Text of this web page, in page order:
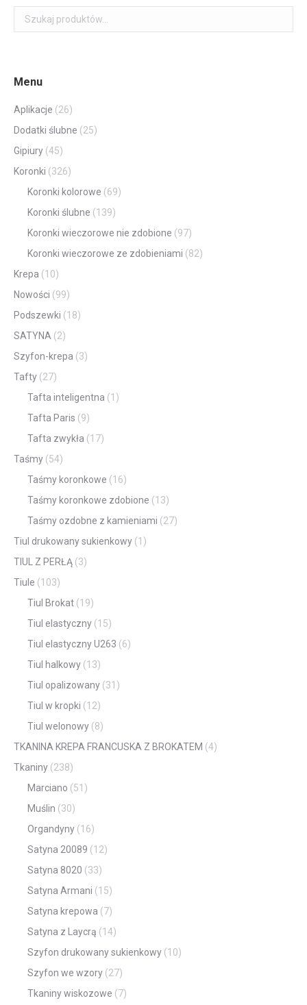
Menu
Aplikacje (26)
Dodatki ślubne (25)
Gipiury (45)
Koronki (326)
Koronki kolorowe (69)
Koronki ślubne (139)
Koronki wieczorowe nie zdobione (97)
Koronki wieczorowe ze zdobieniami (82)
Krepa (10)
Nowości (99)
Podszewki (18)
SATYNA (2)
Szyfon-krepa (3)
Tafty (27)
Tafta inteligentna (1)
Tafta Paris (9)
Tafta zwykła (17)
Taśmy (54)
Taśmy koronkowe (16)
Taśmy koronkowe zdobione (13)
Taśmy ozdobne z kamieniami (27)
Tiul drukowany sukienkowy (1)
TIUL Z PERŁĄ (3)
Tiule (103)
Tiul Brokat (19)
Tiul elastyczny (15)
Tiul elastyczny U263 (6)
Tiul halkowy (13)
Tiul opalizowany (31)
Tiul w kropki (12)
Tiul welonowy (8)
TKANINA KREPA FRANCUSKA Z BROKATEM (4)
Tkaniny (238)
Marciano (51)
Muślin (30)
Organdyny (16)
Satyna 20089 (12)
Satyna 8020 (33)
Satyna Armani (15)
Satyna krepowa (7)
Satyna z Laycrą (14)
Szyfon drukowany sukienkowy (10)
Szyfon we wzory (27)
Tkaniny wiskozowe (7)